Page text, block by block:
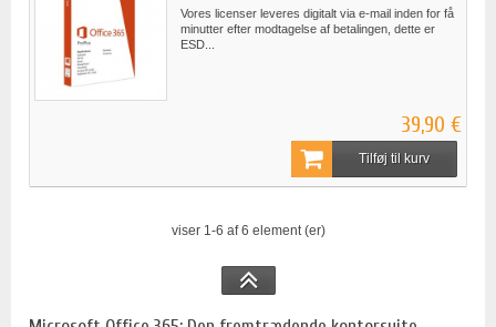
Vores licenser leveres digitalt via e-mail inden for få
minutter efter modtagelse af betalingen, dette er
ESD...
39,90 €
Tilføj til kurv
viser 1-6 af 6 element (er)